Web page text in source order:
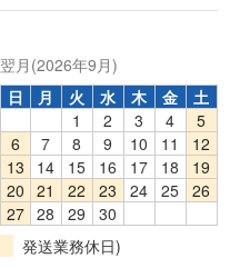
翌月(2026年9月)
日
月 火 水 木 金
土
1
2 3 4
5
6
7 8 9 10 11
12
13
14 15 16 17 18
19
20
21 22 23 24 25
26
27 28 29
30
発送業務休日)